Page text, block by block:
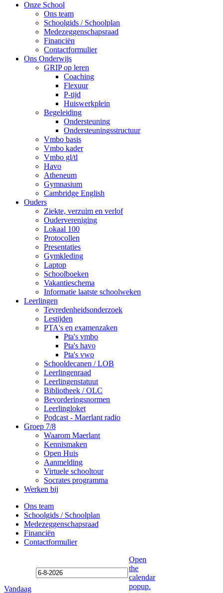
Onze School
Ons team
Schoolgids / Schoolplan
Medezeggenschapsraad
Financiën
Contactformulier
Ons Onderwijs
GRIP op leren
Coaching
Flexuur
P-tijd
Huiswerkplein
Begeleiding
Ondersteuning
Ondersteuningsstructuur
Vmbo basis
Vmbo kader
Vmbo gl/tl
Havo
Atheneum
Gymnasium
Cambridge English
Ouders
Ziekte, verzuim en verlof
Oudervereniging
Lokaal 100
Protocollen
Presentaties
Gymkleding
Laptop
Schoolboeken
Vakantieschema
Informatie laatste schoolweken
Leerlingen
Tevredenheidsonderzoek
Lestijden
PTA's en examenzaken
Pta's vmbo
Pta's havo
Pta's vwo
Schooldecanen / LOB
Leerlingenraad
Leerlingenstatuut
Bibliotheek / OLC
Bevorderingsnormen
Leerlingloket
Podcast - Maerlant radio
Groep 7/8
Waarom Maerlant
Kennismaken
Open Huis
Aanmelding
Virtuele schooltour
Socrates programma
Werken bij
Ons team
Schoolgids / Schoolplan
Medezeggenschapsraad
Financiën
Contactformulier
Vandaag
Open
the
calendar
popup.